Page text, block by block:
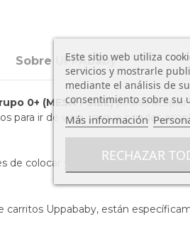
Sobre UPPAbaby
0+ (MESA i-SIZE)podrás
para ir de viaje, ya que puedes
de colocar y desmontar.
Uppababy, están
Este sitio web utiliza
servicios y mostrarle
mediante el análisis de
consentimiento sobre su
Más información
RECHAZAR